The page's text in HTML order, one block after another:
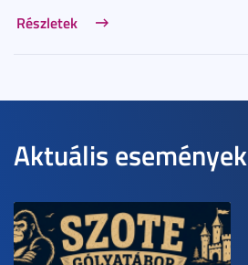
Részletek
Aktuális események